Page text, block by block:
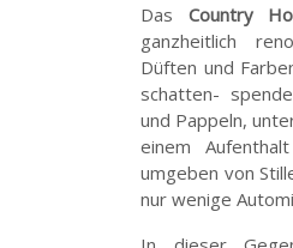
Das Country
ganzheitlich
Düften und
schatten-
und Pappeln,
einem
umgeben von
nur wenige